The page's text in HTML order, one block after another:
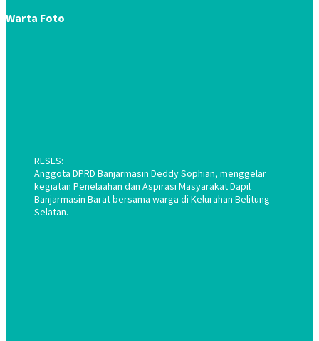
Warta Foto
RESES:
Anggota DPRD Banjarmasin Deddy Sophian, menggelar
kegiatan Penelaahan dan Aspirasi Masyarakat Dapil
Banjarmasin Barat bersama warga di Kelurahan Belitung
Selatan.